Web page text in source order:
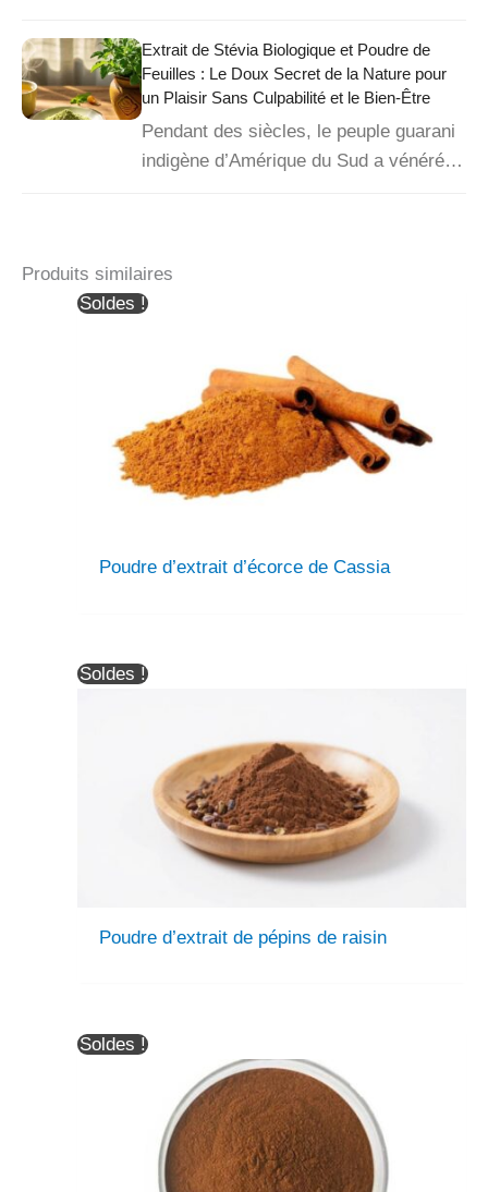
Extrait de Stévia Biologique et Poudre de
Feuilles : Le Doux Secret de la Nature pour
un Plaisir Sans Culpabilité et le Bien-Être
Pendant des siècles, le peuple guarani
indigène d’Amérique du Sud a vénéré…
Produits similaires
Soldes !
Poudre d’extrait d’écorce de Cassia
Soldes !
Poudre d’extrait de pépins de raisin
Soldes !